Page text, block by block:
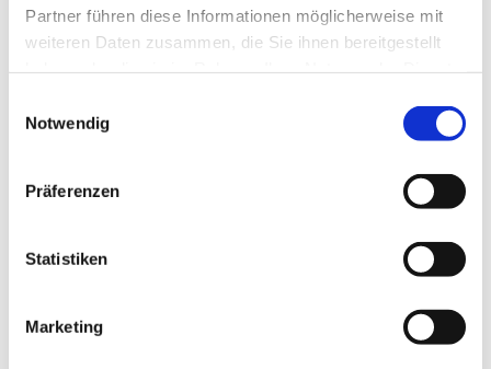
Partner führen diese Informationen möglicherweise mit
weiteren Daten zusammen, die Sie ihnen bereitgestellt
Notwendig
Präferenzen
Statistiken
Marketing